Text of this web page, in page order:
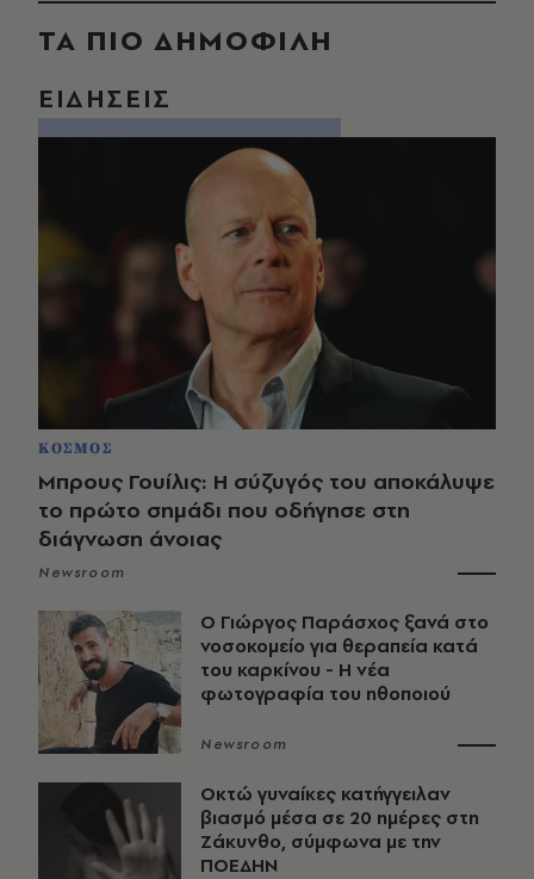
ΤΑ ΠΙΟ ΔΗΜΟΦΙΛΗ
ΕΙΔΗΣΕΙΣ
ΚΟΣΜΟΣ
Μπρους Γουίλις: Η σύζυγός του αποκάλυψε
το πρώτο σημάδι που οδήγησε στη
διάγνωση άνοιας
Newsroom
O Γιώργος Παράσχος ξανά στο
νοσοκομείο για θεραπεία κατά
του καρκίνου - Η νέα
φωτογραφία του ηθοποιού
Newsroom
Οκτώ γυναίκες κατήγγειλαν
βιασμό μέσα σε 20 ημέρες στη
Ζάκυνθο, σύμφωνα με την
ΠΟΕΔΗΝ